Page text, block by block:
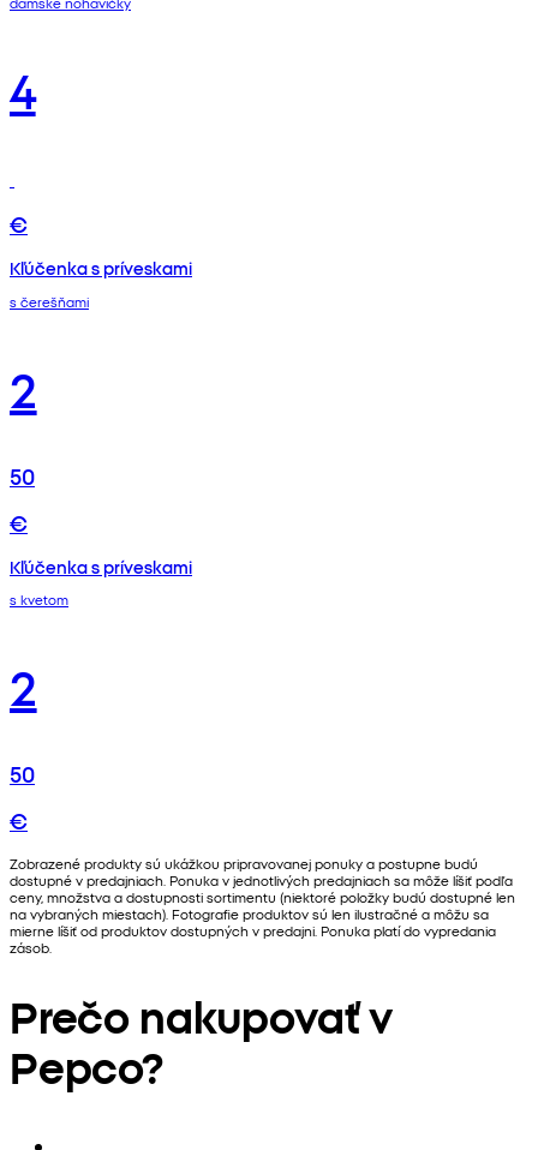
4
€
Kľúčenka s príveskami
s čerešňami
2
50
€
Kľúčenka s príveskami
s kvetom
2
50
€
Zobrazené produkty sú ukážkou pripravovanej ponuky a postupne budú
dostupné v predajniach. Ponuka v jednotlivých predajniach sa môže líšiť podľa
ceny, množstva a dostupnosti sortimentu (niektoré položky budú dostupné len
na vybraných miestach). Fotografie produktov sú len ilustračné a môžu sa
mierne líšiť od produktov dostupných v predajni. Ponuka platí do vypredania
zásob.
Prečo nakupovať v
Pepco?